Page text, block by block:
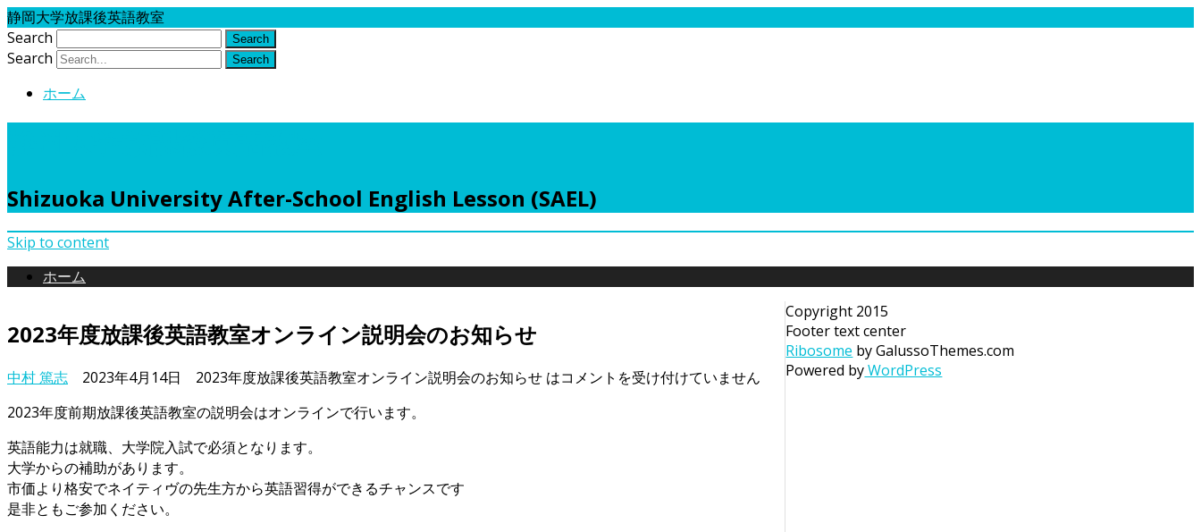
静岡大学放課後英語教室
Search
Search
ホーム
Shizuoka University After-School English Lesson (SAEL)
Skip to content
ホーム
2023年度放課後英語教室オンライン説明会のお知らせ
中村 篤志 2023年4月14日 2023年度放課後英語教室オンライン説明会のお知らせ はコメントを受け付けていません
2023年度前期放課後英語教室の説明会はオンラインで行います。
英語能力は就職、大学院入試で必須となります。
大学からの補助があります。
市価より格安でネイティヴの先生方から英語習得ができるチャンスです
是非ともご参加ください。
Copyright 2015
Footer text center
Ribosome by GalussoThemes.com
Powered byWordPress